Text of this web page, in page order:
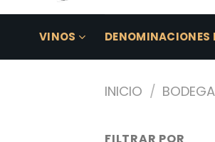
VINOS DENOMINACIONES
INICIO /